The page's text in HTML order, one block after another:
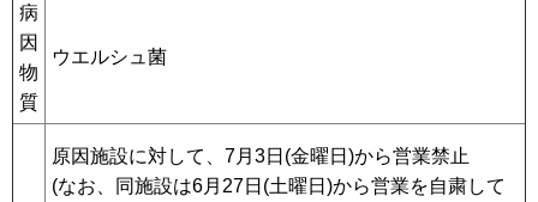
病
因
物
質
ウエルシュ菌
原因施設に対して、7月3日(金曜日)から営業禁止
(なお、同施設は6月27日(土曜日)から営業を自粛して